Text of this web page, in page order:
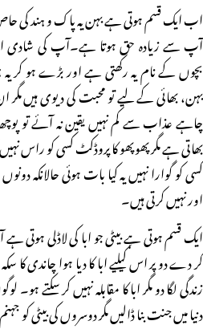
اب ایک قسم ہوتی ہے بہن یہ پاک و ہند کی
آپ سے زیادہ حق ہوتا ہے۔آپ کی
بچوں کے نام یہ رکھتی ہے اور بڑے ہو کر
بہن، بھائی کے لیے تو محبت کی دیوی ہیں
چاہے عذاب سے کم نہیں یقین نہ آئے تو
بھاتی ہے مگر پھوپھو کا پروڈکٹ کسی کو راس
کسی کو گوارا نہیں یہ کیا بات ہوئی حالانکہ
اور نہیں کرتی ہیں۔
ایک قسم ہوتی ہے بیٹی جو ابا کی لاڈلی
کر دے دو پر اس کیلیے ابا کا دیا ہوا
زندگی لگا دو مگر ابا کا مقابلہ نہیں کر سکتے ہو۔
دنیا میں جنت بنا ڈالیں مگر دوسروں کی بیٹی کو